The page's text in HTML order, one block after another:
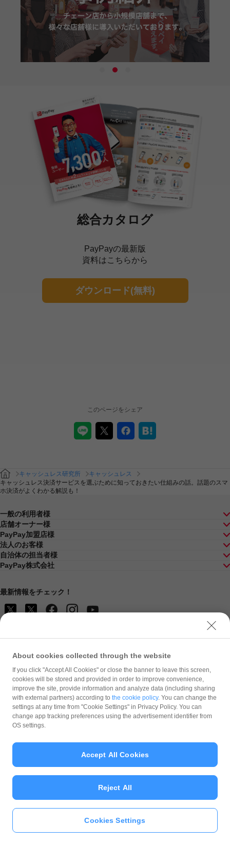
2
総合カタログ
PayPayの最新版
資料はこちらから
ダウンロード(無料)
このページをシェア
キャッシュレス研究所
キャッシュレス
キャッシュレス決済サービスを選ぶために知っておきたい仕組みの話。話題のスマ
ホ決済がよくわかる解説も！
一般の利用者様
店舗オーナー様
PayPay加盟店様
法人のお客様
自治体の担当者様
PayPay株式会社
最新情報をチェック！
商標・登録商標について
ソフトバンク人権ポリシー
PayPay Code of Ethics & Business Conduct
プライバシーポリシー
ユーザープライバシーについて
ウェブサイト利用規約
勧誘方針
About cookies collected through the website
If you click "Accept All Cookies" or close the banner to leave this screen,
cookies will be stored and provided in order to improve convenience,
improve the site, provide information and analyze data (including sharing
with external partners) according to the cookie policy. You can change the
settings at any time from "Cookie Settings" in Privacy Policy. You can
change app tracking preferences using the advertisement identifier from
OS settings.
Cookies Settings
Reject All
Accept All Cookies